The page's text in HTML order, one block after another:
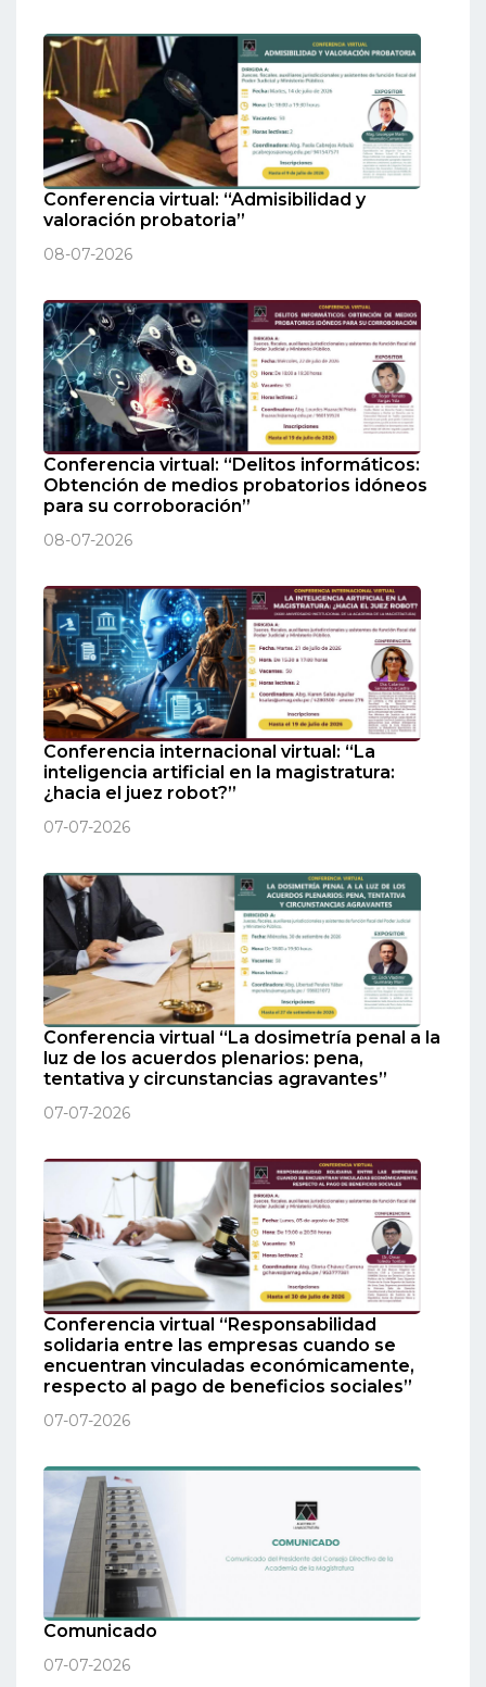
Conferencia virtual: “Admisibilidad y
valoración probatoria”
08-07-2026
Conferencia virtual: “Delitos informáticos:
Obtención de medios probatorios idóneos
para su corroboración”
08-07-2026
Conferencia internacional virtual: “La
inteligencia artificial en la magistratura:
¿hacia el juez robot?”
07-07-2026
Conferencia virtual “La dosimetría penal a la
luz de los acuerdos plenarios: pena,
tentativa y circunstancias agravantes”
07-07-2026
Conferencia virtual “Responsabilidad
solidaria entre las empresas cuando se
encuentran vinculadas económicamente,
respecto al pago de beneficios sociales”
07-07-2026
Comunicado
07-07-2026